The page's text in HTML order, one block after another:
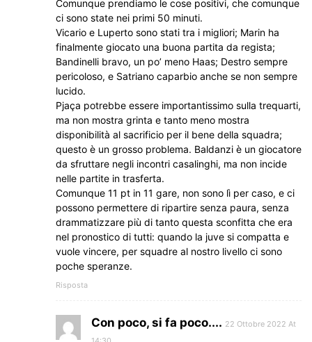
Comunque prendiamo le cose positivi, che comunque
ci sono state nei primi 50 minuti.
Vicario e Luperto sono stati tra i migliori; Marin ha
finalmente giocato una buona partita da regista;
Bandinelli bravo, un po’ meno Haas; Destro sempre
pericoloso, e Satriano caparbio anche se non sempre
lucido.
Pjaça potrebbe essere importantissimo sulla trequarti,
ma non mostra grinta e tanto meno mostra
disponibilità al sacrificio per il bene della squadra;
questo è un grosso problema. Baldanzi è un giocatore
da sfruttare negli incontri casalinghi, ma non incide
nelle partite in trasferta.
Comunque 11 pt in 11 gare, non sono lì per caso, e ci
possono permettere di ripartire senza paura, senza
drammatizzare più di tanto questa sconfitta che era
nel pronostico di tutti: quando la juve si compatta e
vuole vincere, per squadre al nostro livello ci sono
poche speranze.
Risposta
Con poco, si fa poco.... 22 Ottobre 2022 At